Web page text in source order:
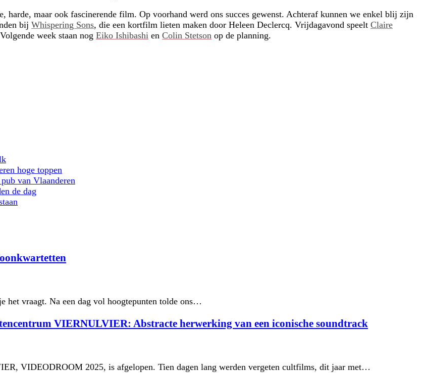
harde, maar ook fascinerende film. Op voorhand werd ons succes gewenst. Achteraf kunnen we enkel blij zijn
bij Whispering Sons, die een kortfilm lieten maken door Heleen Declercq. Vrijdagavond speelt Claire
week staan nog Eiko Ishibashi en Colin Stetson op de planning.
hoge toppen
van Vlaanderen
de dag
het vraagt. Na een dag vol hoogtepunten tolde ons…
VIERNULVIER: Abstracte herwerking van een iconische soundtrack
VIDEODROOM 2025, is afgelopen. Tien dagen lang werden vergeten cultfilms, dit jaar met…